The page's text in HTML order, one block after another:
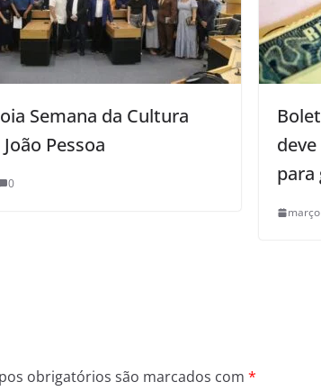
Boleto do IPVA da placa
deve ser pago até esta terça-
para garantir desconto de
obrigatórios são marcados com *